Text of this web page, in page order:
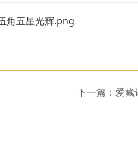
下一篇：爱藏